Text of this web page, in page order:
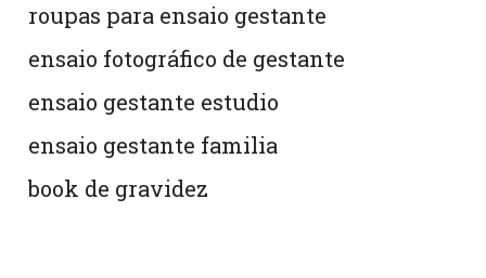
roupas para ensaio gestante
ensaio fotográfico de gestante
ensaio gestante estudio
ensaio gestante familia
book de gravidez